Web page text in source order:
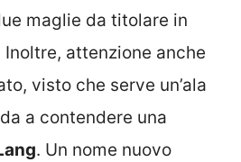
maglie da titolare in
attenzione anche
visto che serve un’ala
a contendere una
. Un nome nuovo